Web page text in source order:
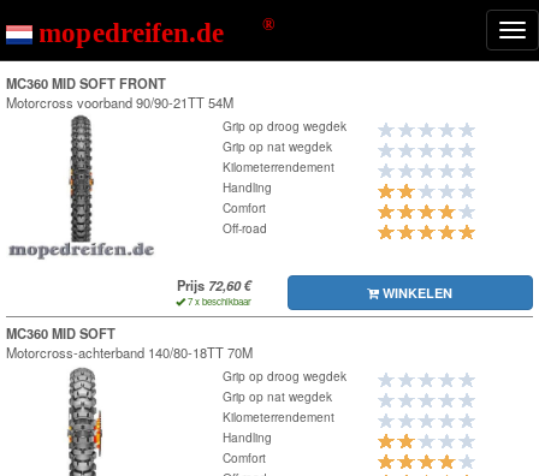
MC360 MID SOFT FRONT
Motorcross voorband90/90-21TT 54M
Grip op droog wegdek
Grip op nat wegdek
Kilometerrendement
Handling
Comfort
Off-road
Prijs
7 x beschikbaar WINKELEN
MC360 MID SOFT
Motorcross-achterband 140/80-18TT 70M
Grip op droog wegdek
Grip op nat wegdek
Kilometerrendement
Handling
Comfort